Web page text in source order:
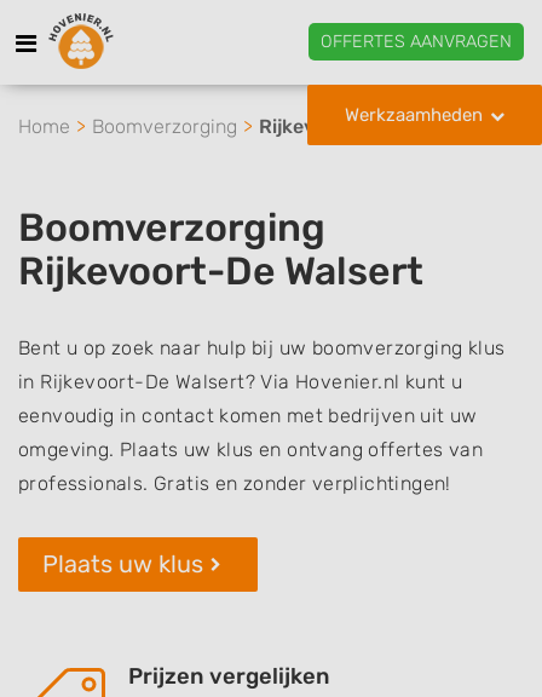
OFFERTES AANVRAGEN
Werkzaamheden
Home Boomverzorging Rijkevoort-De Walsert
Boomverzorging
Rijkevoort-De Walsert
Bent u op zoek naar hulp bij uw boomverzorging klus
in Rijkevoort-De Walsert? Via Hovenier.nl kunt u
eenvoudig in contact komen met bedrijven uit uw
omgeving. Plaats uw klus en ontvang offertes van
professionals. Gratis en zonder verplichtingen!
Plaats uw klus
Prijzen vergelijken